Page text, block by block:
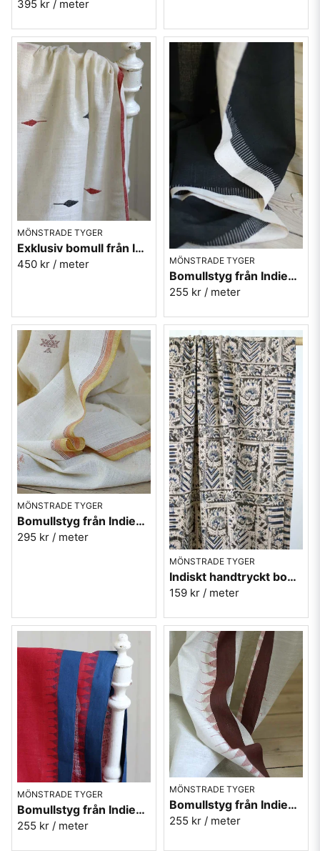
395 kr / meter
MÖNSTRADE TYGER
Exklusiv bomull från Indien oblekt med mönster
450 kr / meter MÖNSTRADE TYGER
Bomullstyg från Indien - svart med oblekta bårder
255 kr / meter
MÖNSTRADE TYGER
Bomullstyg från Indien - oblekt med orange kanter
295 kr / meter
MÖNSTRADE TYGER
Indiskt handtryckt bomullstyg - grå-svart-blå
159 kr / meter
MÖNSTRADE TYGER
Bomullstyg från Indien - röd med blå bårder
255 kr / meter
MÖNSTRADE TYGER
Bomullstyg från Indien - ljusbeige med vinröda kanter
255 kr / meter